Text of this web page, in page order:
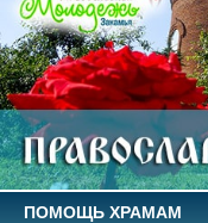
ПОМОЩЬ ХРАМАМ